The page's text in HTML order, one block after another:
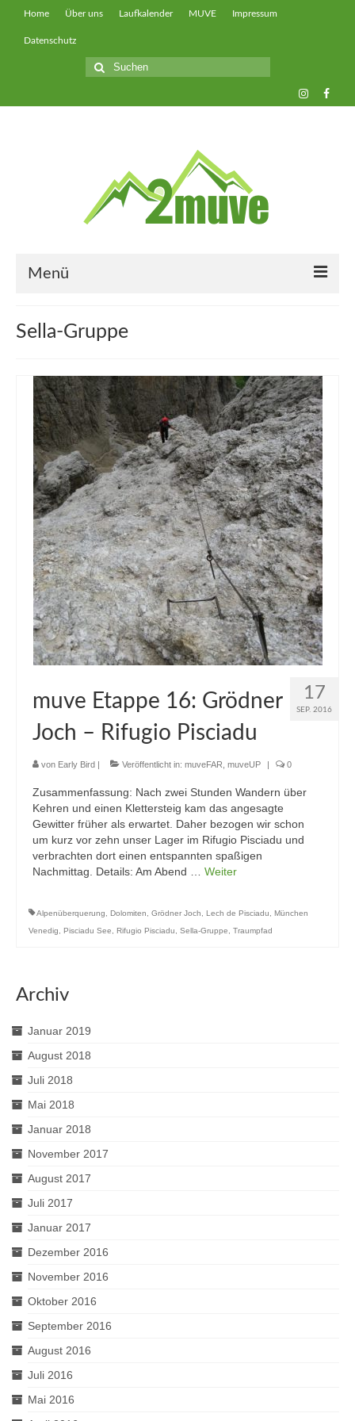
Home Über uns Laufkalender MUVE Impressum
Datenschutz
Suche
nach:
Menü
muveAWAY
muveLIVELY
muveBOLDLY
muveFAR
Sella-Gruppe
17
SEP. 2016
muve Etappe 16: Grödner
Joch – Rifugio Pisciadu
von Early Bird Veröffentlicht in: muveFAR muveUP 0
Zusammenfassung: Nach zwei Stunden Wandern über
Kehren und einen Klettersteig kam das angesagte
Gewitter früher als erwartet. Daher bezogen wir schon
um kurz vor zehn unser Lager im Rifugio Pisciadu und
verbrachten dort einen entspannten spaßigen
Nachmittag. Details: Am Abend … Weiter
Alpenüberquerung, Dolomiten, Grödner Joch, Lech de Pisciadu, München
Venedig, Pisciadu See, Rifugio Pisciadu, Sella-Gruppe, Traumpfad
Archiv
Januar 2019
August 2018
Juli 2018
Mai 2018
Januar 2018
November 2017
August 2017
Juli 2017
Januar 2017
Dezember 2016
November 2016
Oktober 2016
September 2016
August 2016
Juli 2016
Mai 2016